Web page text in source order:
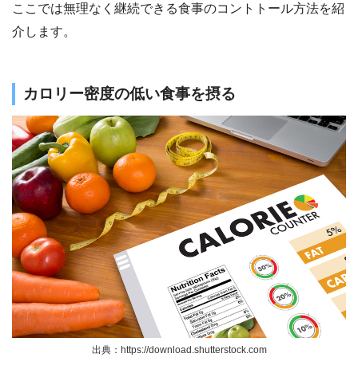
ここでは無理なく継続できる食事のコントトール方法を紹
介します。
カロリー密度の低い食事を摂る
出典：https://download.shutterstock.com